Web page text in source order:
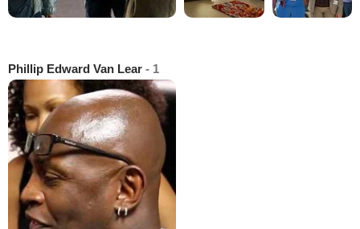
Phillip Edward Van Lear - 1